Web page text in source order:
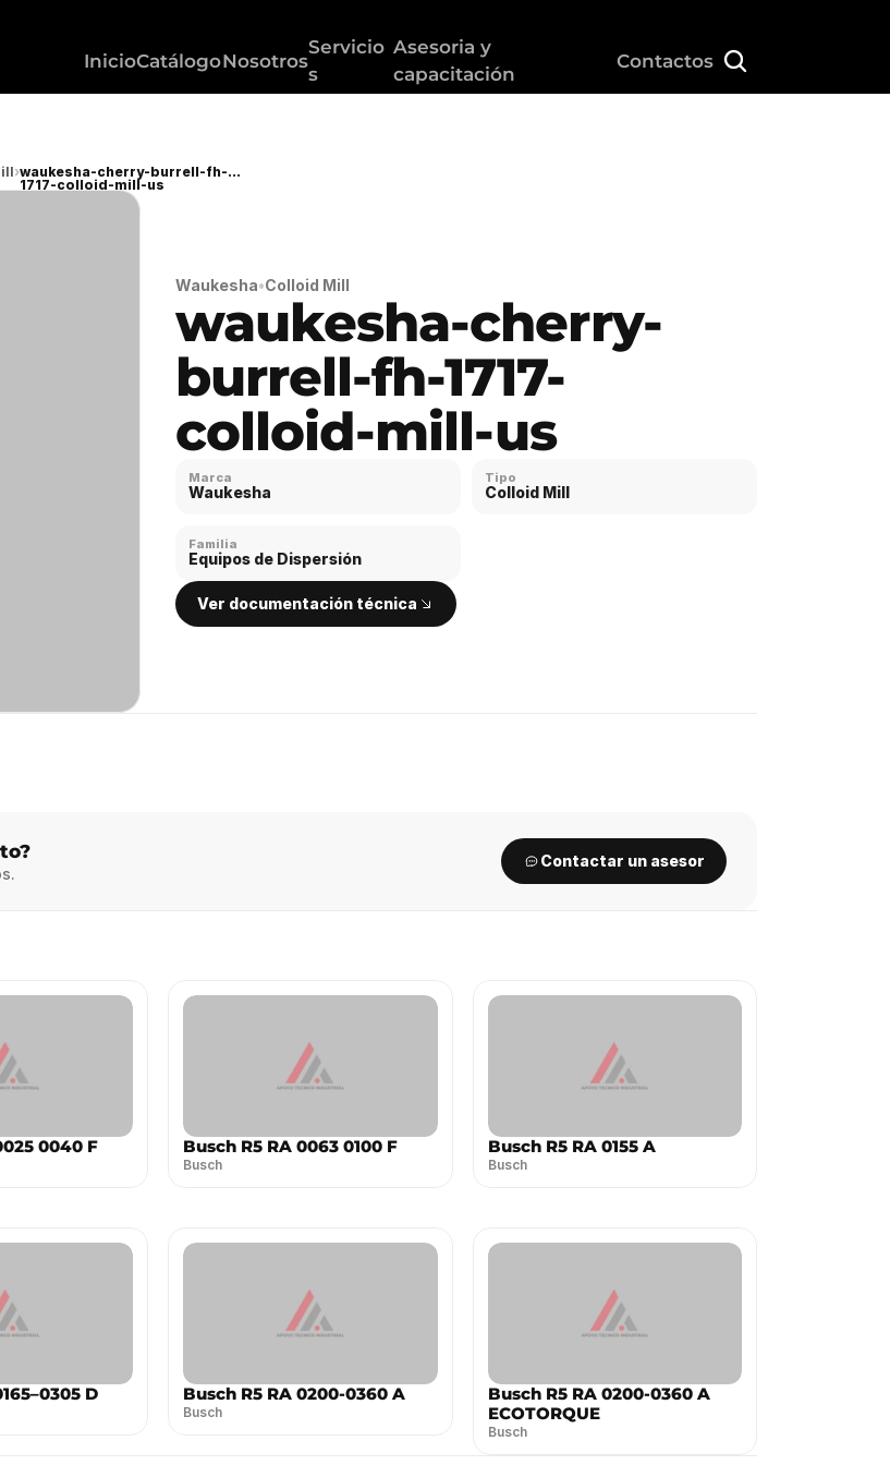
InicioCatálogoNosotros
Servicio
s
Asesoria y
capacitación
Contactos
›waukesha-cherry-burrell-fh-
1717-colloid-mill-us
Waukesha•Colloid Mill
waukesha-cherry-
burrell-fh-1717-
colloid-mill-us
Marca
Waukesha
Tipo
Colloid Mill
Familia
Equipos de Dispersión
Ver documentación técnica
Contactar un asesor
0040 F Busch R5 RA 0063 0100 F
Busch
Busch R5 RA 0155 A
Busch
D Busch R5 RA 0200-0360 A
Busch
Busch R5 RA 0200-0360 A
ECOTORQUE
Busch